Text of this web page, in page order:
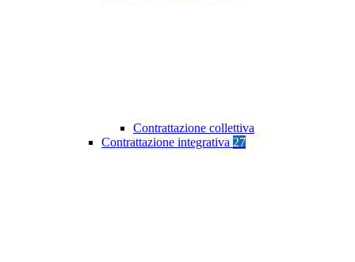
Contrattazione collettiva
Contrattazione integrativa 27